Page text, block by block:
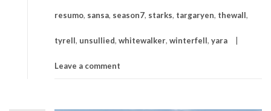
resumo, sansa, season7, starks, targaryen, thewall,
tyrell, unsullied, whitewalker, winterfell, yara
Leave a comment